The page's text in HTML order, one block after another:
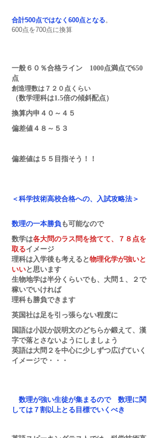
合計500点ではなく600点となる 。
600点を700点に換算
一般６０％合格ライン　1000点満点で650
点
創造理数は７２０点くらい
（数学理科は1.5倍の傾斜配点）
換算内申４０～４５
偏差値４８～５３
偏差値は５５目指そう！！
＜科学技術高校合格への、入試攻略法＞
数理の一本勝負 も可能なので
数学は各大問のラス問を捨てて、７８点を
取るイメージ
理科は入学後も考えると物理化学が強いと
いいと思います
生物地学は半分くらいでも、大問１、２で
稼いでいければ
理科も勝負できます
英国社は足を引っ張らない程度に
国語は小説か説明文のどちらか鍛えて、漢
字で落とさないようにしましょう
英語は大問２を中心に少しずつ広げていく
イメージで・・・
数理が強い生徒が集まるので　数理に関
しては７割以上とる目標でいくべき